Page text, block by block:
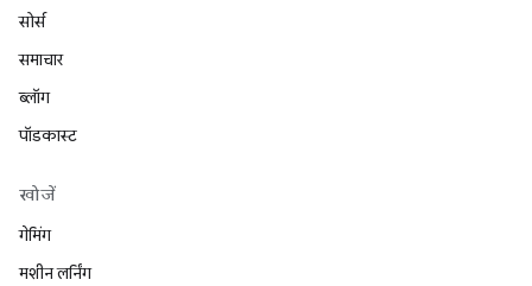
सोर्स
समाचार
ब्लॉग
पॉडकास्ट
खोजें
गेमिंग
मशीन लर्निंग